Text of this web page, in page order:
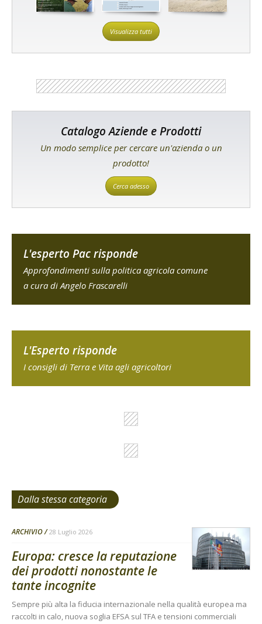
Visualizza tutti
Catalogo Aziende e Prodotti
Un modo semplice per cercare un'azienda o un
prodotto!
Cerca adesso
L'esperto Pac risponde
Approfondimenti sulla politica agricola comune
a cura di Angelo Frascarelli
L'Esperto risponde
I consigli di Terra e Vita agli agricoltori
Dalla stessa categoria
ARCHIVIO 28 Luglio 2026
Europa: cresce la reputazione
dei prodotti nonostante le
tante incognite
Sempre più alta la fiducia internazionale nella qualità europea ma
raccolti in calo, nuova soglia EFSA sul TFA e tensioni commerciali